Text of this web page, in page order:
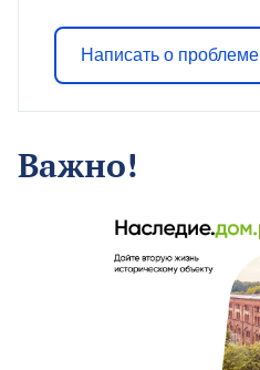
Написать о проблеме
Важно!